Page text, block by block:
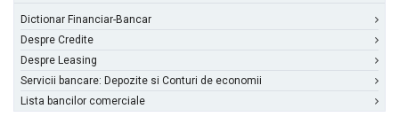
Dictionar Financiar-Bancar
Despre Credite
Despre Leasing
Servicii bancare: Depozite si Conturi de economii
Lista bancilor comerciale